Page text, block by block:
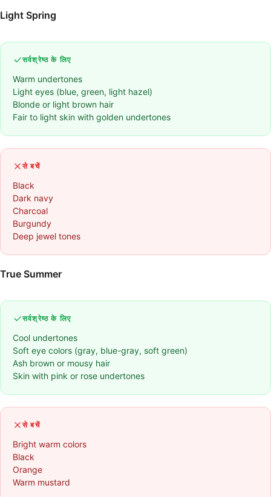
Light Spring
सर्वश्रेष्ठ के लिए
Warm undertones
Light eyes (blue, green, light hazel)
Blonde or light brown hair
Fair to light skin with golden undertones
से बचें
Black
Dark navy
Charcoal
Burgundy
Deep jewel tones
True Summer
सर्वश्रेष्ठ के लिए
Cool undertones
Soft eye colors (gray, blue-gray, soft green)
Ash brown or mousy hair
Skin with pink or rose undertones
से बचें
Bright warm colors
Black
Orange
Warm mustard